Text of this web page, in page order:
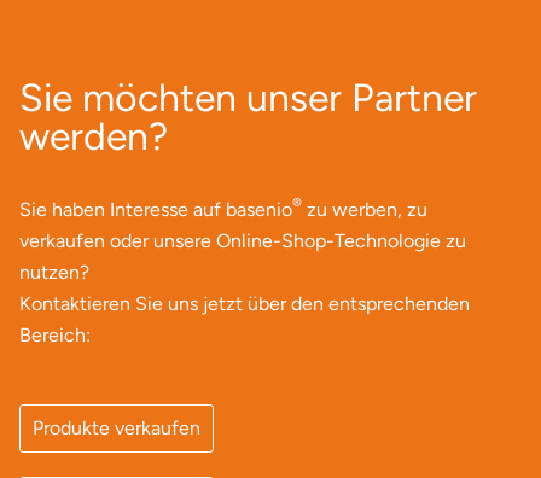
Sie möchten unser Partner
werden?
Sie haben Interesse auf basenio® zu werben, zu
verkaufen oder unsere Online-Shop-Technologie zu
nutzen?
Kontaktieren Sie uns jetzt über den entsprechenden
Bereich:
Produkte verkaufen
Neumünster
Nordwestmecklenburg
Nürnberg
Odenwald